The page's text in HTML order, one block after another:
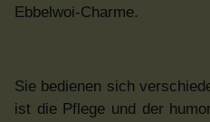
Ebbelwoi-Charme.
Sie bedienen sich
ist die Pflege und der